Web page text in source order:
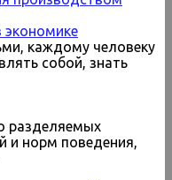
экономике
каждому человеку
собой, знать
разделяемых
и норм поведения,